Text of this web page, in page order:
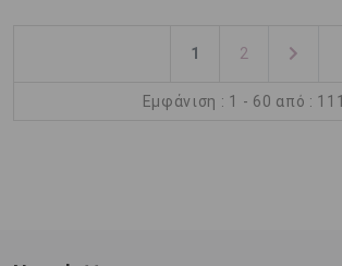
1 2
Εμφάνιση : 1 - 60 από : 111